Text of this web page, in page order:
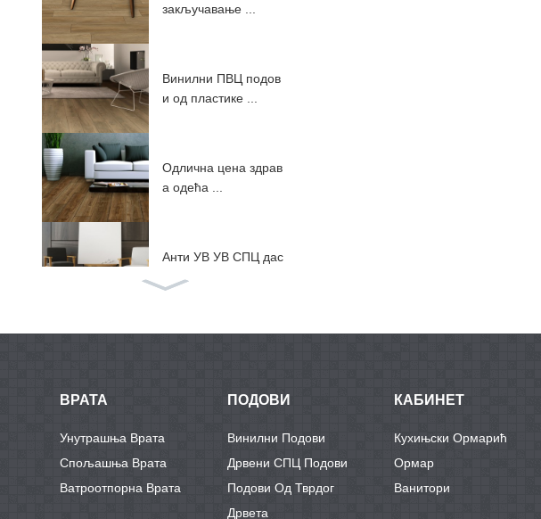
закључавање ...
Винилни ПВЦ подов
и од пластике ...
Одлична цена здрав
а одећа ...
Анти УВ УВ СПЦ дас
ке ...
АБА подови од тврдо
ВРАТА
Унутрашња Врата
Спољашња Врата
Ватроотпорна Врата
ПОДОВИ
Винилни Подови
Дрвени СПЦ Подови
Подови Од Тврдог
Дрвета
КАБИНЕТ
Кухињски Ормарић
Ормар
Ванитори